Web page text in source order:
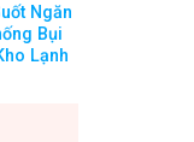
Ngăn
Bụi
Lạnh